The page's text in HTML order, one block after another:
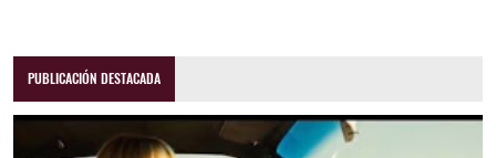
PUBLICACIÓN DESTACADA